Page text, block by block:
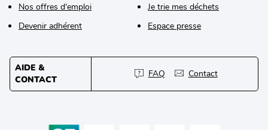
Nos offres d'emploi
Devenir adhérent
Je trie mes déchets
Espace presse
AIDE &
CONTACT
FAQ Contact